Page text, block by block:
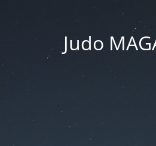
Judo